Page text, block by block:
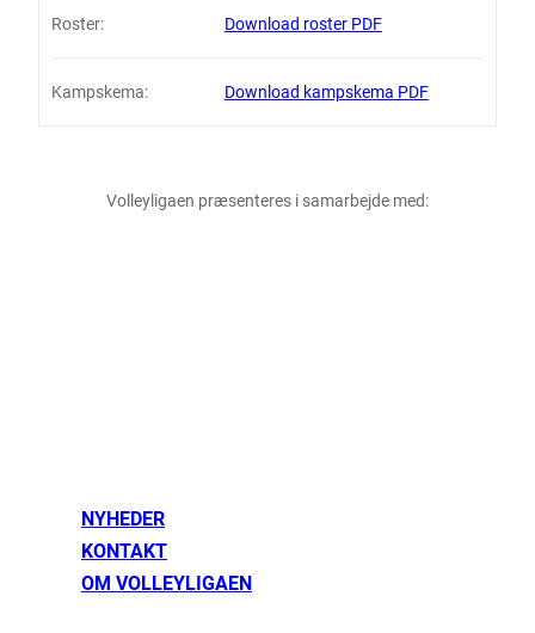
Roster: Download roster PDF
Kampskema: Download kampskema PDF
Volleyligaen præsenteres i samarbejde med:
NYHEDER
KONTAKT
OM VOLLEYLIGAEN